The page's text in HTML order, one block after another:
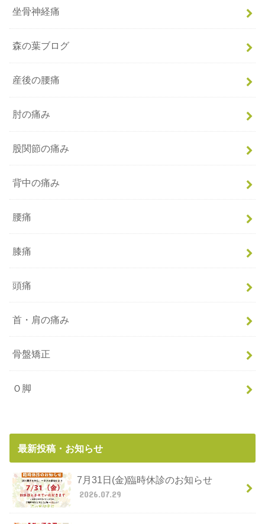
坐骨神経痛
森の葉ブログ
産後の腰痛
肘の痛み
股関節の痛み
背中の痛み
腰痛
膝痛
頭痛
首・肩の痛み
骨盤矯正
Ｏ脚
最新投稿・お知らせ
7月31日(金)臨時休診のお知らせ
2026.07.29